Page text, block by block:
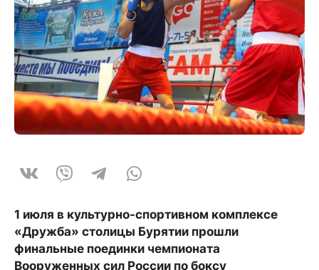
1 июля в культурно-спортивном комплексе
«Дружба» столицы Бурятии прошли
финальные поединки чемпионата
Вооруженных сил России по боксу